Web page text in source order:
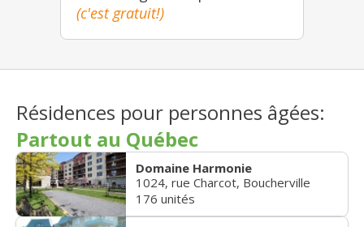
(c'est gratuit!)
Résidences pour personnes âgées:
Partout au Québec
Domaine Harmonie
1024, rue Charcot, Boucherville
176 unités